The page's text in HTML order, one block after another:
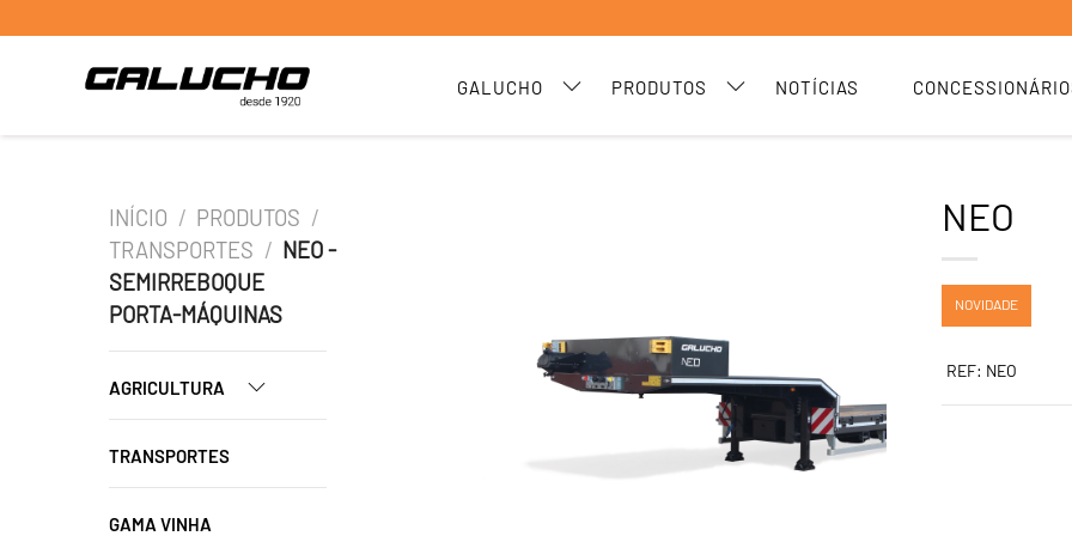
GALUCHO PRODUTOS NOTÍCIAS
INÍCIO / PRODUTOS /
TRANSPORTES / NEO -
SEMIRREBOQUE
PORTA-MÁQUINAS
AGRICULTURA
TRANSPORTES
GAMA VINHA
NEO
NOVIDADE
REF: NEO